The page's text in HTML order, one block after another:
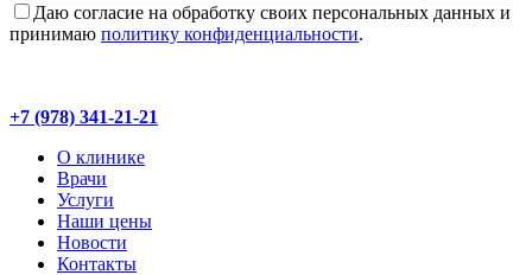
Даю согласие на обработку своих персональных данных и
принимаю политику конфиденциальности.
+7 (978) 341-21-21
О клинике
Врачи
Услуги
Наши цены
Новости
Контакты